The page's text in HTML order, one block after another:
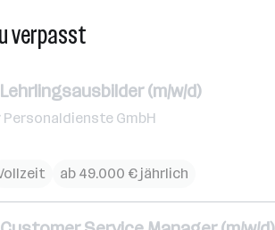
verpasst
Lehrlingsausbilder (m/w/d)
Personaldienste GmbH
ab 49.000 € jährlich